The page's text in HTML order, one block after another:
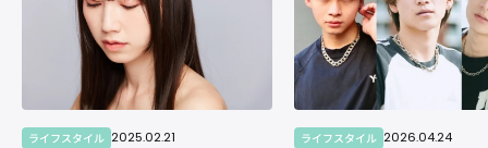
ライフスタイル 2025.02.21 ライフスタイル 2026.04.24